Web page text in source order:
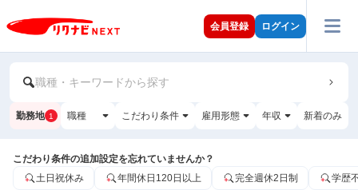
会員登録 ログイン
職種・キーワードから探す
勤務地 1 職種 こだわり条件 雇用形態 年収 新着のみ
こだわり条件の追加設定を忘れていませんか？
土日祝休み
年間休日120日以上 完全週休2日制 学歴